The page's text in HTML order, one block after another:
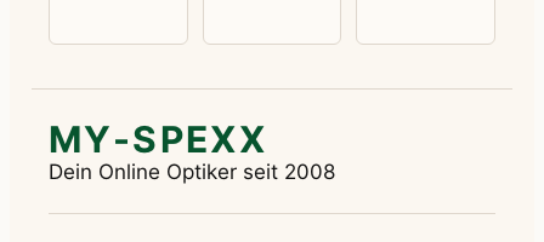
MY-SPEXX
Dein Online Optiker seit 2008